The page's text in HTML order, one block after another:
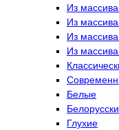
Из
Из
Из
Из
Белые
Глухие